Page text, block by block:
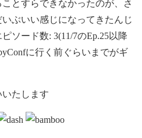
とすらできなかったのが、さ
ぶいい感じになってきたんじ
ソード数: 3(11/7のEp.25以降
に行く前ぐらいまでがギ
たします